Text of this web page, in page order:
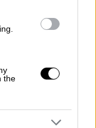
the
Ελλάδας,
να φέρουμε
και των
του
και τον